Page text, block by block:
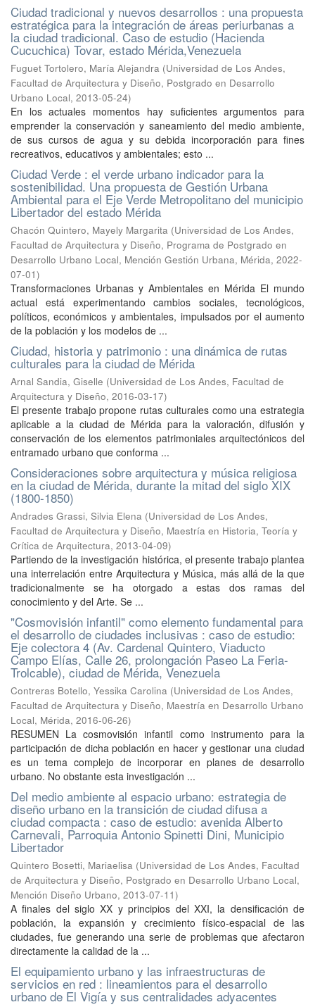
Ciudad tradicional y nuevos desarrollos : una propuesta
estratégica para la integración de áreas periurbanas a
la ciudad tradicional. Caso de estudio (Hacienda
Cucuchica) Tovar, estado Mérida,Venezuela
Fuguet Tortolero, María Alejandra (Universidad de Los Andes,
Facultad de Arquitectura y Diseño, Postgrado en Desarrollo
Urbano Local, 2013-05-24)
En los actuales momentos hay suficientes argumentos para
emprender la conservación y saneamiento del medio ambiente,
de sus cursos de agua y su debida incorporación para fines
recreativos, educativos y ambientales; esto ...
Ciudad Verde : el verde urbano indicador para la
sostenibilidad. Una propuesta de Gestión Urbana
Ambiental para el Eje Verde Metropolitano del municipio
Libertador del estado Mérida
Chacón Quintero, Mayely Margarita (Universidad de Los Andes,
Facultad de Arquitectura y Diseño, Programa de Postgrado en
Desarrollo Urbano Local, Mención Gestión Urbana, Mérida, 2022-
07-01)
Transformaciones Urbanas y Ambientales en Mérida El mundo
actual está experimentando cambios sociales, tecnológicos,
políticos, económicos y ambientales, impulsados por el aumento
de la población y los modelos de ...
Ciudad, historia y patrimonio : una dinámica de rutas
culturales para la ciudad de Mérida
Arnal Sandia, Giselle (Universidad de Los Andes, Facultad de
Arquitectura y Diseño, 2016-03-17)
El presente trabajo propone rutas culturales como una estrategia
aplicable a la ciudad de Mérida para la valoración, difusión y
conservación de los elementos patrimoniales arquitectónicos del
entramado urbano que conforma ...
Consideraciones sobre arquitectura y música religiosa
en la ciudad de Mérida, durante la mitad del siglo XIX
(1800-1850)
Andrades Grassi, Silvia Elena (Universidad de Los Andes,
Facultad de Arquitectura y Diseño, Maestría en Historia, Teoría y
Crítica de Arquitectura, 2013-04-09)
Partiendo de la investigación histórica, el presente trabajo plantea
una interrelación entre Arquitectura y Música, más allá de la que
tradicionalmente se ha otorgado a estas dos ramas del
conocimiento y del Arte. Se ...
"Cosmovisión infantil" como elemento fundamental para
el desarrollo de ciudades inclusivas : caso de estudio:
Eje colectora 4 (Av. Cardenal Quintero, Viaducto
Campo Elías, Calle 26, prolongación Paseo La Feria-
Trolcable), ciudad de Mérida, Venezuela
Contreras Botello, Yessika Carolina (Universidad de Los Andes,
Facultad de Arquitectura y Diseño, Maestría en Desarrollo Urbano
Local, Mérida, 2016-06-26)
RESUMEN La cosmovisión infantil como instrumento para la
participación de dicha población en hacer y gestionar una ciudad
es un tema complejo de incorporar en planes de desarrollo
urbano. No obstante esta investigación ...
Del medio ambiente al espacio urbano: estrategia de
diseño urbano en la transición de ciudad difusa a
ciudad compacta : caso de estudio: avenida Alberto
Carnevali, Parroquia Antonio Spinetti Dini, Municipio
Libertador
Quintero Bosetti, Mariaelisa (Universidad de Los Andes, Facultad
de Arquitectura y Diseño, Postgrado en Desarrollo Urbano Local,
Mención Diseño Urbano, 2013-07-11)
A finales del siglo XX y principios del XXI, la densificación de
población, la expansión y crecimiento físico-espacial de las
ciudades, fue generando una serie de problemas que afectaron
directamente la calidad de la ...
El equipamiento urbano y las infraestructuras de
servicios en red : lineamientos para el desarrollo
urbano de El Vigía y sus centralidades adyacentes